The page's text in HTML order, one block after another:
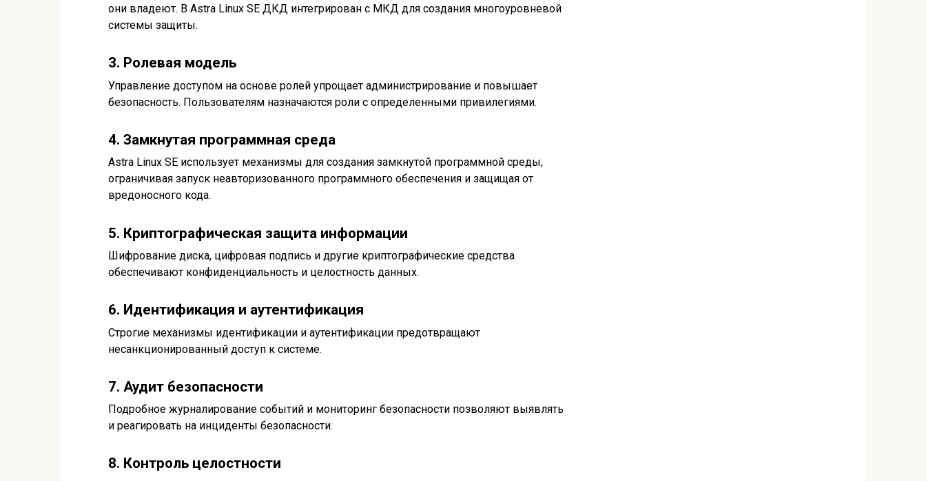
они владеют. В Astra Linux SE ДКД интегрирован с МКД для создания многоуровневой
системы защиты.
3. Ролевая модель
Управление доступом на основе ролей упрощает администрирование и повышает
безопасность. Пользователям назначаются роли с определенными привилегиями.
4. Замкнутая программная среда
Astra Linux SE использует механизмы для создания замкнутой программной среды,
ограничивая запуск неавторизованного программного обеспечения и защищая от
вредоносного кода.
5. Криптографическая защита информации
Шифрование диска, цифровая подпись и другие криптографические средства
обеспечивают конфиденциальность и целостность данных.
6. Идентификация и аутентификация
Строгие механизмы идентификации и аутентификации предотвращают
несанкционированный доступ к системе.
7. Аудит безопасности
Подробное журналирование событий и мониторинг безопасности позволяют выявлять
и реагировать на инциденты безопасности.
8. Контроль целостности